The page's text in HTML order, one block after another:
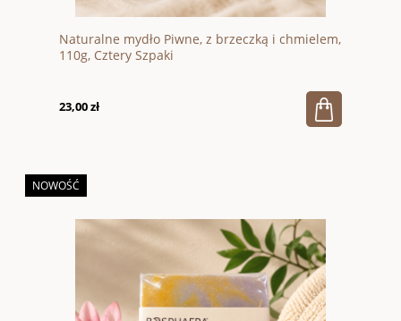
Naturalne mydło Piwne, z brzeczką i chmielem,
110g, Cztery Szpaki
23,00 zł
NOWOŚĆ